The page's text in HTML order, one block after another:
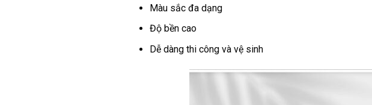
Màu sắc đa dạng
Độ bền cao
Dễ dàng thi công và vệ sinh